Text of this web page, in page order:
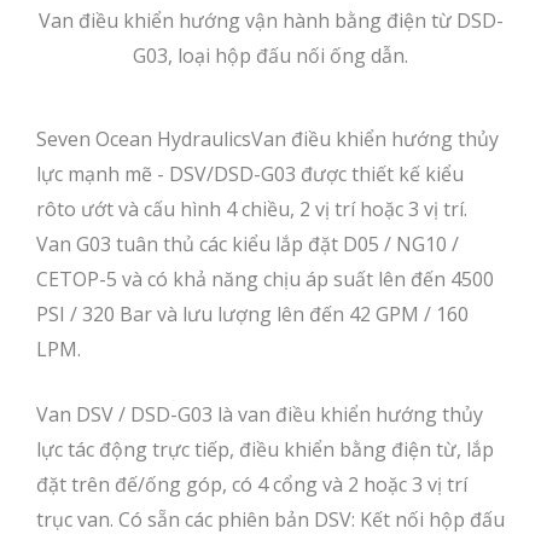
Van điều khiển hướng vận hành bằng điện từ DSD-
G03, loại hộp đấu nối ống dẫn.
Seven Ocean HydraulicsVan điều khiển hướng thủy
lực mạnh mẽ - DSV/DSD-G03 được thiết kế kiểu
rôto ướt và cấu hình 4 chiều, 2 vị trí hoặc 3 vị trí.
Van G03 tuân thủ các kiểu lắp đặt D05 / NG10 /
CETOP-5 và có khả năng chịu áp suất lên đến 4500
PSI / 320 Bar và lưu lượng lên đến 42 GPM / 160
LPM.
Van DSV / DSD-G03 là van điều khiển hướng thủy
lực tác động trực tiếp, điều khiển bằng điện từ, lắp
đặt trên đế/ống góp, có 4 cổng và 2 hoặc 3 vị trí
trục van. Có sẵn các phiên bản DSV: Kết nối hộp đấu